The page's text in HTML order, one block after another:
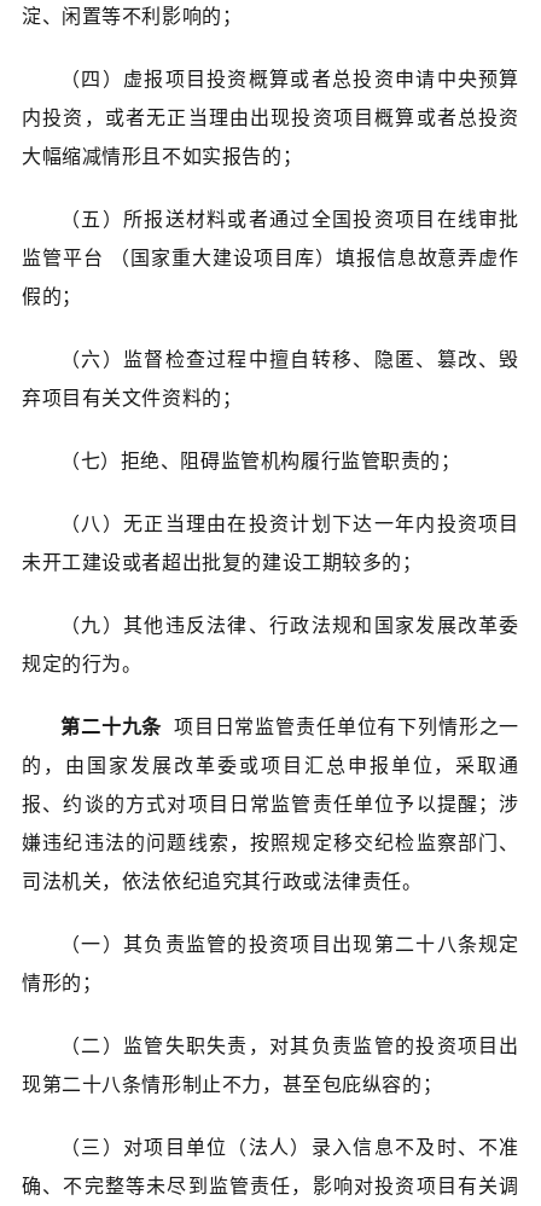
淀、闲置等不利影响的；
（四）虚报项目投资概算或者总投资申请中央预算
内投资，或者无正当理由出现投资项目概算或者总投资
大幅缩减情形且不如实报告的；
（五）所报送材料或者通过全国投资项目在线审批
监管平台 （国家重大建设项目库）填报信息故意弄虚作
假的；
（六）监督检查过程中擅自转移、隐匿、篡改、毁
弃项目有关文件资料的；
（七）拒绝、阻碍监管机构履行监管职责的；
（八）无正当理由在投资计划下达一年内投资项目
未开工建设或者超出批复的建设工期较多的；
（九）其他违反法律、行政法规和国家发展改革委
规定的行为。
第二十九条 项目日常监管责任单位有下列情形之一
的，由国家发展改革委或项目汇总申报单位，采取通
报、约谈的方式对项目日常监管责任单位予以提醒；涉
嫌违纪违法的问题线索，按照规定移交纪检监察部门、
司法机关，依法依纪追究其行政或法律责任。
（一）其负责监管的投资项目出现第二十八条规定
情形的；
（二）监管失职失责，对其负责监管的投资项目出
现第二十八条情形制止不力，甚至包庇纵容的；
（三）对项目单位（法人）录入信息不及时、不准
确、不完整等未尽到监管责任，影响对投资项目有关调